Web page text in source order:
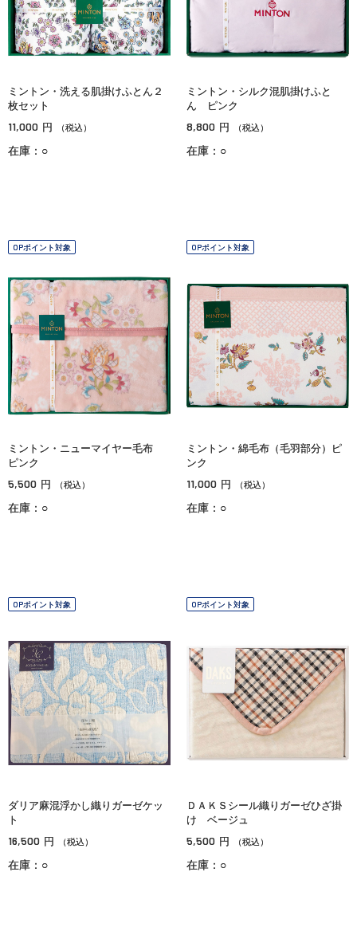
ミントン・洗える肌掛けふとん２
枚セット
11,000 円 （税込）
在庫：○
ミントン・シルク混肌掛けふと
ん ピンク
8,800 円 （税込）
在庫：○
OPポイント対象
ミントン・ニューマイヤー毛布
ピンク
5,500 円 （税込）
在庫：○
OPポイント対象
ミントン・綿毛布（毛羽部分）ピ
ンク
11,000 円 （税込）
在庫：○
OPポイント対象
ダリア麻混浮かし織りガーゼケッ
ト
16,500 円 （税込）
在庫：○
OPポイント対象
ＤＡＫＳシール織りガーゼひざ掛
け ベージュ
5,500 円 （税込）
在庫：○